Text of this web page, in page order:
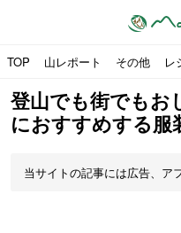
TOP 山レポート その他 レ
登山でも街でもお
におすすめする服
当サイトの記事には広告、ア